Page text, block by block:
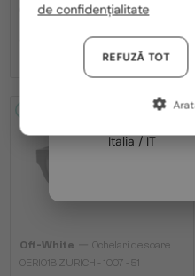
OERI017 NASSAU - 1107 - 51
Off-White
Ochelari de soare
OERI018 ZURICH - 1007 - 51
United Arab
Austria / AT
Germania / DE
Franța / FR
Italia / IT
de confidențialitate
REFUZĂ TOT